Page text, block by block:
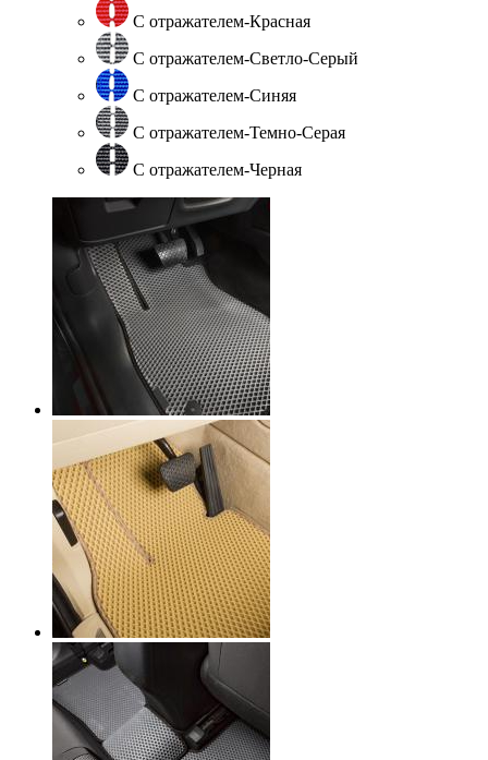
С отражателем-Красная
С отражателем-Светло-Серый
С отражателем-Синяя
С отражателем-Темно-Серая
С отражателем-Черная